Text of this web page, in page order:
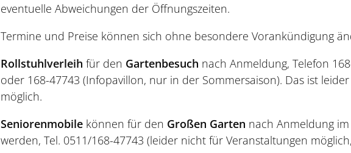
eventuelle Abweichungen der Öffnungszeiten.
Termine und Preise können sich ohne besondere Vorankündigung
Rollstuhlverleih für den Gartenbesuch nach Anmeldung, Telefon
oder 168-47743 (Infopavillon, nur in der Sommersaison). Das ist
möglich.
Seniorenmobile können für den Großen Garten nach Anmeldung
werden, Tel. 0511/168-47743 (leider nicht für Veranstaltungen